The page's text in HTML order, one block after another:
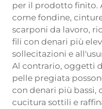
per il prodotto finito.
come fondine,
scarponi da lavoro,
fili con denari più
sollecitazioni e
Al contrario, oggetti
pelle pregiata
con denari più bassi,
cucitura sottili e